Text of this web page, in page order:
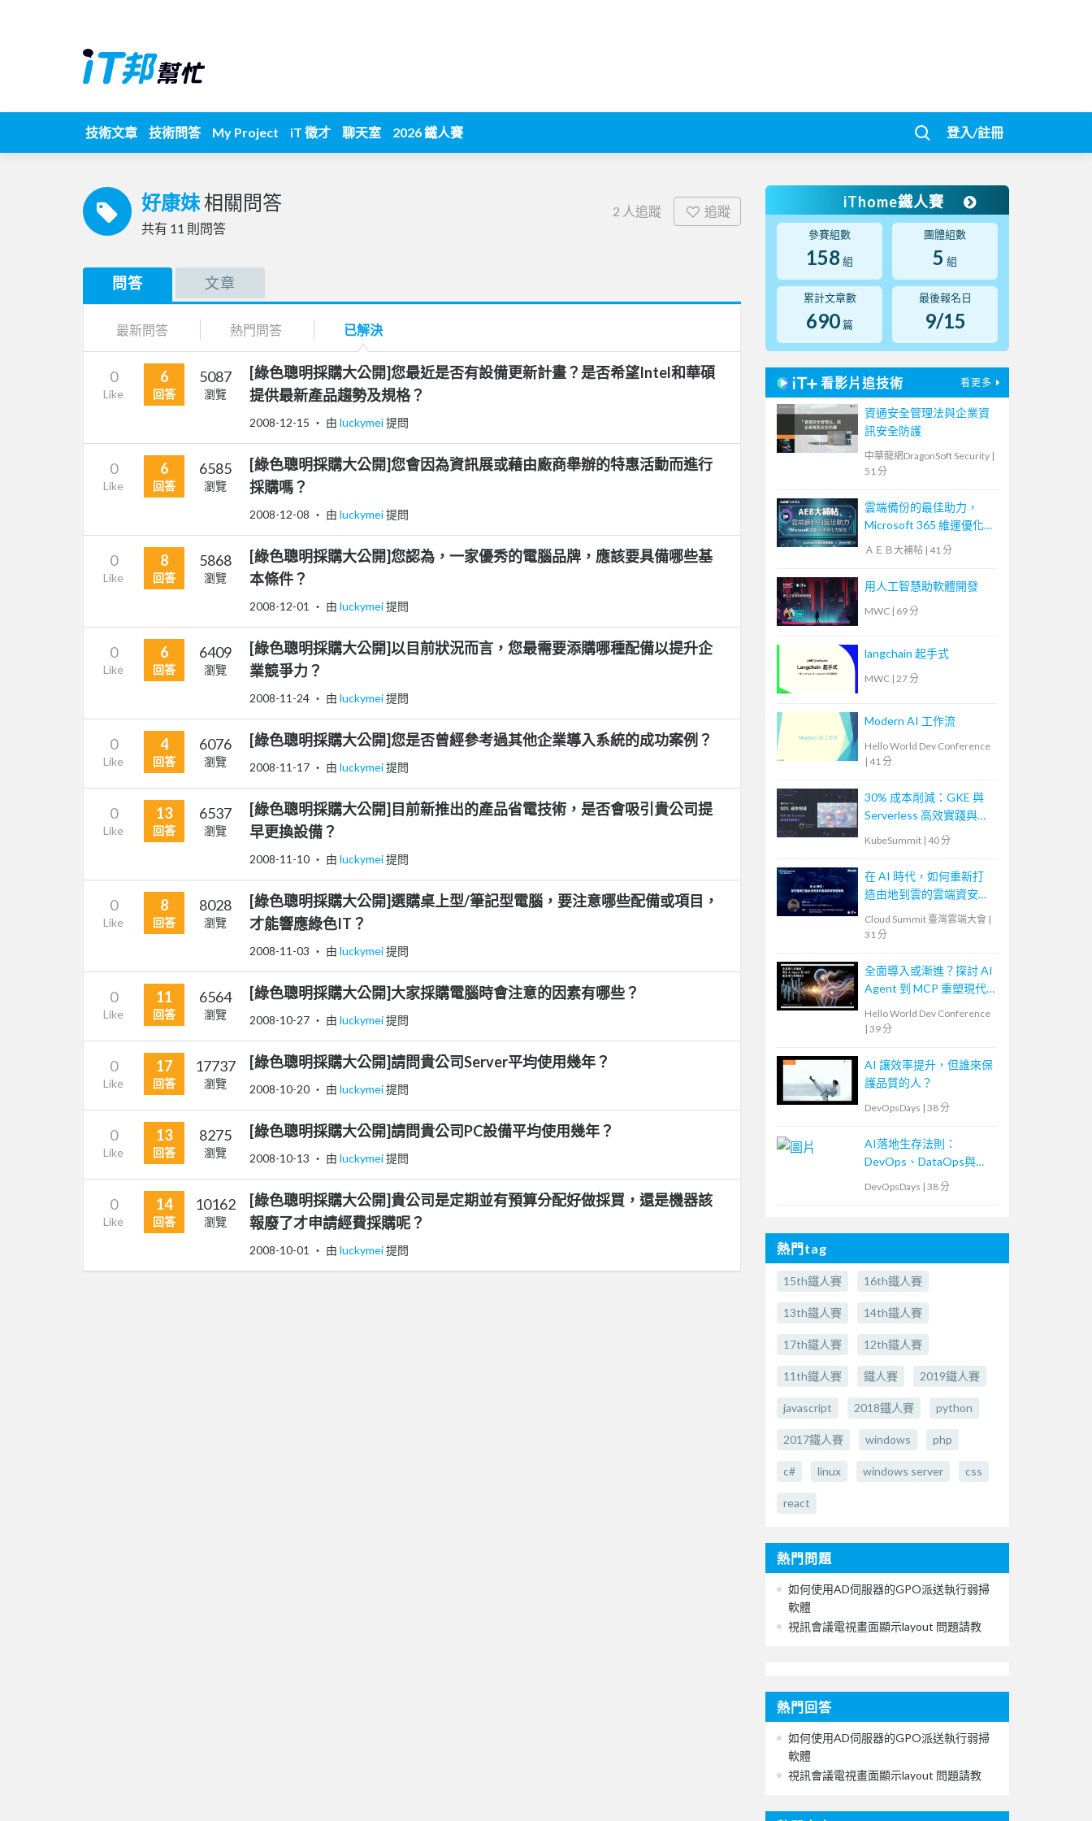
技術文章 技術問答 My Project iT 徵才 聊天室 2026 鐵人賽 登入/註冊
好康妹 相關問答
共有 11 則問答
2 人追蹤 追蹤
問答 文章
最新問答 熱門問答 已解決
0
Like
6
回答
5087
瀏覽
[綠色聰明採購大公開]您最近是否有設備更新計畫？是否希望Intel和華碩
提供最新產品趨勢及規格？
2008-12-15 ‧ 由 luckymei提問
0
Like
6
回答
6585
瀏覽
[綠色聰明採購大公開]您會因為資訊展或藉由廠商舉辦的特惠活動而進行
採購嗎？
2008-12-08 ‧ 由 luckymei提問
0
Like
8
回答
5868
瀏覽
[綠色聰明採購大公開]您認為，一家優秀的電腦品牌，應該要具備哪些基
本條件？
2008-12-01 ‧ 由 luckymei提問
0
Like
6
回答
6409
瀏覽
[綠色聰明採購大公開]以目前狀況而言，您最需要添購哪種配備以提升企
業競爭力？
2008-11-24 ‧ 由 luckymei提問
0
Like
4
回答
6076
瀏覽
[綠色聰明採購大公開]您是否曾經參考過其他企業導入系統的成功案例？
2008-11-17 ‧ 由 luckymei提問
0
Like
13
回答
6537
瀏覽
[綠色聰明採購大公開]目前新推出的產品省電技術，是否會吸引貴公司提
早更換設備？
2008-11-10 ‧ 由 luckymei提問
0
Like
8
回答
8028
瀏覽
[綠色聰明採購大公開]選購桌上型/筆記型電腦，要注意哪些配備或項目，
才能響應綠色IT？
2008-11-03 ‧ 由 luckymei提問
0
Like
11
回答
6564
瀏覽
[綠色聰明採購大公開]大家採購電腦時會注意的因素有哪些？
2008-10-27 ‧ 由 luckymei提問
0
Like
17
回答
17737
瀏覽
[綠色聰明採購大公開]請問貴公司Server平均使用幾年？
2008-10-20 ‧ 由 luckymei提問
0
Like
13
回答
8275
瀏覽
[綠色聰明採購大公開]請問貴公司PC設備平均使用幾年？
2008-10-13 ‧ 由 luckymei提問
0
Like
14
回答
10162
瀏覽
[綠色聰明採購大公開]貴公司是定期並有預算分配好做採買，還是機器該
報廢了才申請經費採購呢？
2008-10-01 ‧ 由 luckymei提問
iThome鐵人賽
參賽組數
158 組
團體組數
5 組
累計文章數
690 篇
最後報名日
9/15
看影片追技術 看更多
資通安全管理法與企業資
訊安全防護
中華龍網DragonSoft Security |
51 分
雲端備份的最佳助力，
Microsoft 365 維運優化
大解密！【宏碁資訊網路
ＡＥＢ大補帖 | 41 分
用人工智慧助軟體開發
MWC | 69 分
langchain 起手式
MWC | 27 分
Modern AI 工作流
Hello World Dev Conference
| 41 分
30% 成本削減：GKE 與
Serverless 高效實踐與優
KubeSummit | 40 分
在 AI 時代，如何重新打
造由地到雲的雲端資安管
Cloud Summit 臺灣雲端大會 |
31 分
全面導入或漸進？探討 AI
Agent 到 MCP 重塑現代
Hello World Dev Conference
| 39 分
AI 讓效率提升，但誰來保
護品質的人？
DevOpsDays | 38 分
AI落地生存法則：
DevOps、DataOps與
MLOps密不可分的ML專
DevOpsDays | 38 分
熱門tag
15th鐵人賽 16th鐵人賽
13th鐵人賽 14th鐵人賽
17th鐵人賽 12th鐵人賽
11th鐵人賽 鐵人賽 2019鐵人賽
javascript 2018鐵人賽 python
2017鐵人賽 windows php
c# linux windows server css
react
熱門問題
如何使用AD伺服器的GPO派送執行弱掃
軟體
視訊會議電視畫面顯示layout 問題請教
熱門回答
如何使用AD伺服器的GPO派送執行弱掃
軟體
視訊會議電視畫面顯示layout 問題請教